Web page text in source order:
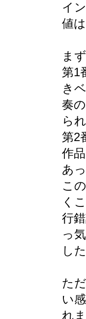
イ
値
ま
第1
き
奏
ら
第2
作
あ
こ
く
行
っ
し
た
い
れ